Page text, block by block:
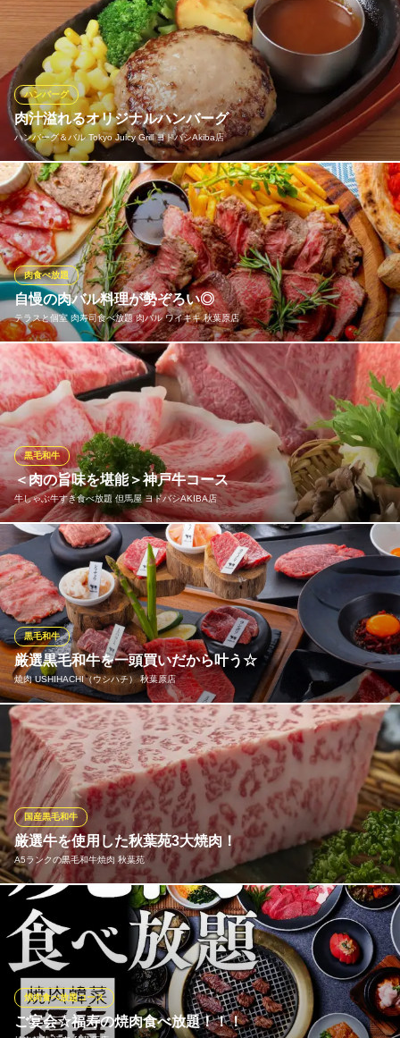
【焼肉 笑】は仙台牛提供認定店です。 タン・カルビ・ハラミは
もちろん、ウデ・モモ・オシリの赤身肉も厳選したものを揃えて
おります！ お客様にご提供する直前に切りだすお肉の鮮度抜群◎
焼肉 笑 秋葉原本店
個室のある仙台牛の焼肉
地下鉄日比谷線秋葉原駅 徒歩2分
東京都千代田区神田佐久間町2-11-1 3F
肉汁溢れるオリジナルハンバーグ
ハンバーグ＆バル Tokyo Juicy Grill ヨドバシAkiba店
ハンバーグ
ナイフを入れた瞬間、じゅわっと溢れ出す肉汁。その香りと旨み
は、一口で心をつかむ極上の味わい。当店自慢のオリジナルハン
バーグは、厳選されたお肉を使い、ふっくらジューシーに仕上げ
ました。ソースはデミグラス、ガーリックBBQ、トマトなど6種。
トッピングも目玉焼き、牛タンなど豊富にご用意しております
ハンバーグ＆バル Tokyo Juicy Grill ヨドバシAkiba店
ハンバーグ＆バル
ＪＲ秋葉原駅 徒歩1分
東京都千代田区神田花岡町1-1 ヨドバシAkiba8F
自慢の肉バル料理が勢ぞろい◎
テラスと個室 肉寿司食べ放題 肉バル ワイキキ 秋葉原店
肉食べ放題
肉屋直営だからできる豊富な品揃えとお値打ち感！デザイナーと
もコラボして内装もお洒落に仕上げました。「肉とワイン」でカ
ップルデートや合コン、飲み会等様々なご利用シーンに併せたお
席のお店のウリです♪貸切は30名様～可能◎
テラスと個室 肉寿司食べ放題 肉バル ワイキキ 秋葉原店
ハワイアン肉バル
地下鉄銀座線末広町駅 徒歩1分
東京都千代田区外神田5-1-13
＜肉の旨味を堪能＞神戸牛コース
牛しゃぶ牛すき食べ放題 但馬屋 ヨドバシAKIBA店
黒毛和牛
黒毛和牛も贅沢に“食べ放題”で堪能しませんか？ただいま期間限定
で《神戸牛》を食べ放題でお楽しみいただけます。 噛めば噛むほ
ど味わえる凝縮された旨味と濃厚で甘みのある脂身が特徴です
牛しゃぶ牛すき食べ放題 但馬屋 ヨドバシAKIBA店
＜厳選肉＞食べ飲み放題
ＪＲ秋葉原駅中央口・昭和通り口 徒歩1分
東京都千代田区神田花岡町1-1 ヨドバシAkiba8F
厳選黒毛和牛を一頭買いだから叶う☆
焼肉 USHIHACHI（ウシハチ） 秋葉原店
黒毛和牛
厳選した黒毛和牛を一頭買いし、全ての部位を余すことなくご提
供します！ 鮮度がよく極めて上質な肉を提供することで知られる
世田谷の有名高級焼肉店監修。 一頭買いだから叶う驚きのコスト
パフォーマンス！普段使いで黒毛和牛を食べられます！
焼肉 USHIHACHI（ウシハチ） 秋葉原店
黒毛和牛焼肉
地下鉄銀座線末広町駅 徒歩3分
東京都千代田区外神田4-4-2 HULIC&NewAKIHABARA4F
厳選牛を使用した秋葉苑3大焼肉！
A5ランクの黒毛和牛焼肉 秋葉苑
国産黒毛和牛
秋葉苑の名物『ねぎ巻きタン塩』は分厚い上タンで新鮮葱を包ん
で焼き上げて食べる楽しめるお肉となっております☆ インパク
ト・味ともに一級品です♪
A5ランクの黒毛和牛焼肉 秋葉苑
焼肉 ビール 貸切
地下鉄日比谷線秋葉原駅 徒歩2分
ご宴会☆福寿の焼肉食べ放題！！！
焼肉食べ放題コース